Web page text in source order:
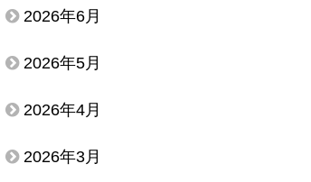
2026年6月
2026年5月
2026年4月
2026年3月